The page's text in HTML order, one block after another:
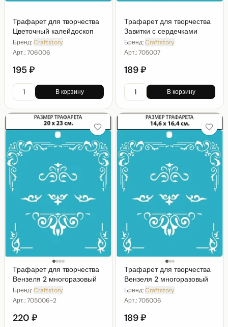
Трафарет для творчества
Цветочный калейдоскоп
Бренд:Craftstory
Арт.:706006
195 ₽
В корзину
Трафарет для творчества
Завитки с сердечками
Бренд:Craftstory
Арт.:705007
189 ₽
В корзину
Трафарет для творчества
Вензеля 2 многоразовый
Бренд:Craftstory
Арт.:705006-2
220 ₽
Трафарет для творчества
Вензеля 2 многоразовый
Бренд:Craftstory
Арт.:705006
189 ₽